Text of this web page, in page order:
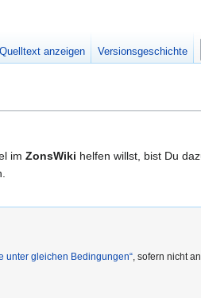
im ZonsWiki helfen willst, bist Du
Quelltext anzeigen Versionsgeschichte
unter gleichen Bedingungen“, sofern nicht